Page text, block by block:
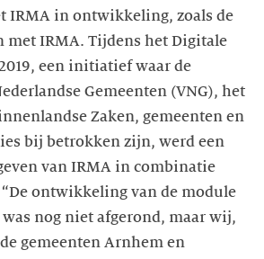
IRMA in ontwikkeling, zoals de
met IRMA. Tijdens het Digitale
een initiatief waar de
Gemeenten (VNG), het
Zaken, gemeenten en
bij betrokken zijn, werd een
van IRMA in combinatie
ontwikkeling van de module
nog niet afgerond, maar wij,
gemeenten Arnhem en